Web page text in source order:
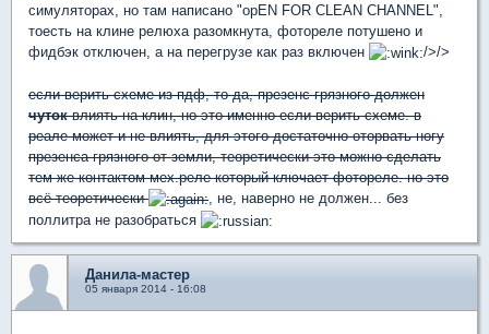
симуляторах, но там написано "opEN FOR CLEAN CHANNEL",
тоесть на клине релюха разомкнута, фотореле потушено и
фидбэк отключен, а на перегрузе как раз включен
/>/>
если верить схеме из пдф, то да, презенс грязного должен
чутоквлиять на клин, но это именно если верить схеме. в
реале может и не влиять, для этого достаточно оторвать ногу
презенса грязного от земли, теоретически это можно сделать
тем же контактом мех.реле который ключает фотореле. но это
всё теоретически
, не, наверно не должен... без
поллитра не разобраться
Данила-мастер
05 января 2014 - 16:08